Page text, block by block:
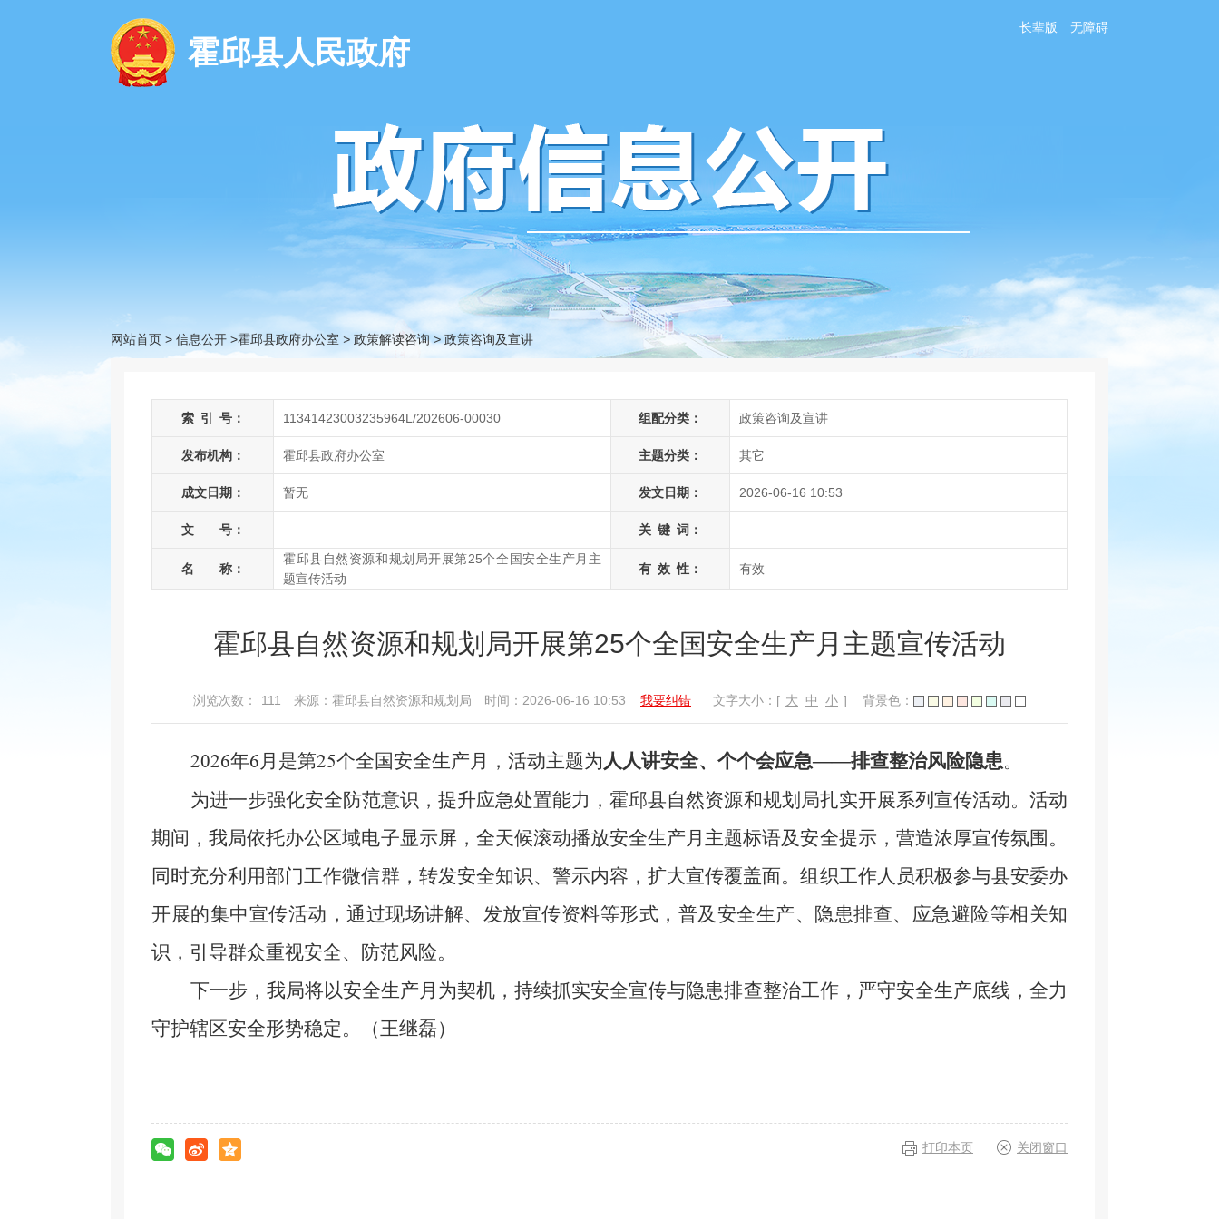
霍邱县人民政府
长辈版 无障碍
网站首页 > 信息公开 >霍邱县政府办公室 > 政策解读咨询 > 政策咨询及宣讲
索 引 号： 11341423003235964L/202606-00030 组配分类： 政策咨询及宣讲
发布机构： 霍邱县政府办公室 主题分类： 其它
成文日期： 暂无 发文日期： 2026-06-16 10:53
文 号： 关 键 词：
名 称：
霍邱县自然资源和规划局开展第25个全国安全生产月主
题宣传活动
有 效 性： 有效
霍邱县自然资源和规划局开展第25个全国安全生产月主题宣传活动
浏览次数： 111 来源：霍邱县自然资源和规划局 时间：2026-06-16 10:53 我要纠错 文字大小：[ 大 中 小 ] 背景色：
2026年6月是第25个全国安全生产月，活动主题为人人讲安全、个个会应急——排查整治风险隐患。
为进一步强化安全防范意识，提升应急处置能力，霍邱县自然资源和规划局扎实开展系列宣传活动。 活动
期间，我局依托办公区域电子显示屏，全天候滚动播放安全生产月主题标语及安全提示，营造浓厚宣传氛围。
同时充分利用部门工作微信群，转发安全知识、警示内容，扩大宣传覆盖面。组织工作人员积极参与县安委办
开展的集中宣传活动，通过现场讲解、发放宣传资料等形式，普及安全生产、隐患排查、应急避险等相关知
识，引导群众重视安全、防范风险。
下一步， 我局将以安全生产月为契机，持续抓实安全宣传与隐患排查整治工作，严守安全生产底线，全力
守护辖区安全形势稳定。（王继磊）
打印本页 关闭窗口